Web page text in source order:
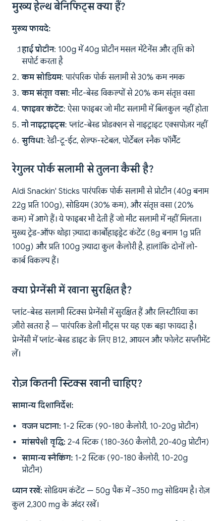
मुख्य हेल्थ बेनिफिट्स क्या हैं?
मुख्य फायदे:
हाई प्रोटीन: 100g में 40g प्रोटीन मसल मेंटेनेंस और तृप्ति को
सपोर्ट करता है
कम सोडियम: पारंपरिक पोर्क सलामी से 30% कम नमक
कम संतृप्त वसा: मीट-बेस्ड विकल्पों से 20% कम संतृप्त वसा
फाइबर कंटेंट: ऐसा फाइबर जो मीट सलामी में बिलकुल नहीं होता
नो नाइट्राइट्स: प्लांट-बेस्ड प्रोडक्शन से नाइट्राइट एक्सपोज़र नहीं
सुविधा: रेडी-टू-ईट, शेल्फ-स्टेबल, पोर्टेबल स्नैक फॉर्मैट
रेगुलर पोर्क सलामी से तुलना कैसी है?
Aldi Snackin' Sticks पारंपरिक पोर्क सलामी से प्रोटीन (40g बनाम
22g प्रति 100g), सोडियम (30% कम), और संतृप्त वसा (20%
कम) में आगे हैं। ये फाइबर भी देती हैं जो मीट सलामी में नहीं मिलता।
मुख्य ट्रेड-ऑफ थोड़ा ज़्यादा कार्बोहाइड्रेट कंटेंट (8g बनाम 1g प्रति
100g) और प्रति 100g ज़्यादा कुल कैलोरी है, हालांकि दोनों लो-
कार्ब विकल्प हैं।
क्या प्रेग्नेंसी में खाना सुरक्षित है?
प्लांट-बेस्ड सलामी स्टिक्स प्रेग्नेंसी में सुरक्षित हैं और लिस्टीरिया का
ज़ीरो खतरा है — पारंपरिक डेली मीट्स पर यह एक बड़ा फायदा है।
प्रेग्नेंसी में प्लांट-बेस्ड डाइट के लिए B12, आयरन और फोलेट सप्लीमेंट
लें।
रोज़ कितनी स्टिक्स खानी चाहिए?
सामान्य दिशानिर्देश:
वजन घटाना: 1-2 स्टिक (90-180 कैलोरी, 10-20g प्रोटीन)
मांसपेशी वृद्धि: 2-4 स्टिक (180-360 कैलोरी, 20-40g प्रोटीन)
सामान्य स्नैकिंग: 1-2 स्टिक (90-180 कैलोरी, 10-20g
प्रोटीन)
ध्यान रखें:सोडियम कंटेंट — 50g पैक में ~350 mg सोडियम है। रोज़
कुल 2,300 mg के अंदर रखें।